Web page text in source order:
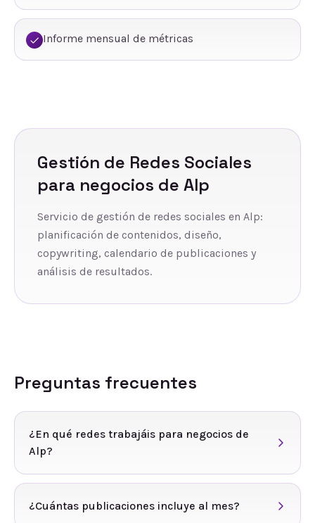
Informe mensual de métricas
Gestión de Redes Sociales
para negocios de Alp
Servicio de gestión de redes sociales en Alp:
planificación de contenidos, diseño,
copywriting, calendario de publicaciones y
análisis de resultados.
Preguntas frecuentes
¿En qué redes trabajáis para negocios de
Alp?
¿Cuántas publicaciones incluye al mes?